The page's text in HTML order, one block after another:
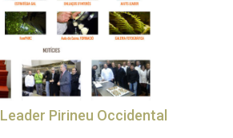
Pirineu Occidental